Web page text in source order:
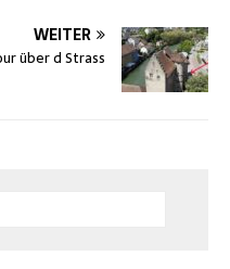
WEITER
über d Strass